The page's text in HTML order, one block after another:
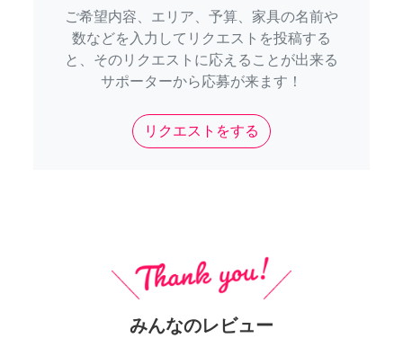
ご希望内容、エリア、予算、家具の名前や
数などを入力してリクエストを投稿する
と、そのリクエストに応えることが出来る
サポーターから応募が来ます！
リクエストをする
みんなのレビュー